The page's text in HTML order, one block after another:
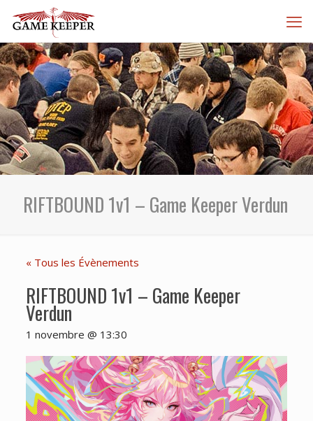
RIFTBOUND 1v1 – Game Keeper Verdun
« Tous les Évènements
RIFTBOUND 1v1 – Game Keeper
Verdun
1 novembre @ 13:30